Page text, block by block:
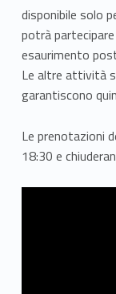
o
v
e
disponibile solo
potrà
esaurimento
Le altre attività
garantiscono
Le prenotazioni
18:30 e